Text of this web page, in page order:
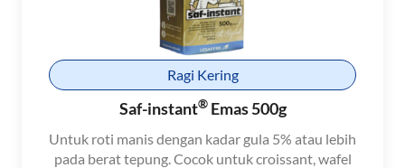
Ragi Kering
Saf-instant®Emas 500g
Untuk roti manis dengan kadar gula 5% atau lebih
pada berat tepung. Cocok untuk croissant, wafel